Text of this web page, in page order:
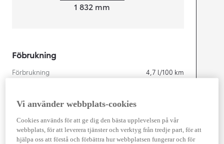
1 832 mm
Föbrukning
Förbrukning 4,7 l/100 km
Kombinerad Co2
Motor
Vi använder webbplats-cookies
Cookies används för att ge dig den bästa upplevelsen på vår
webbplats, för att leverera tjänster och verktyg från tredje part, för att
hjälpa oss att förstå och förbättra hur webbplatsen fungerar och för